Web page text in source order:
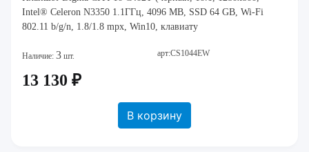
Intel® Celeron N3350 1.1ГГц, 4096 MB, SSD 64 GB, Wi-Fi
802.11 b/g/n, 1.8/1.8 mpx, Win10, клавиату
Наличие: 3 шт. арт:CS1044EW
13 130 ₽
В корзину